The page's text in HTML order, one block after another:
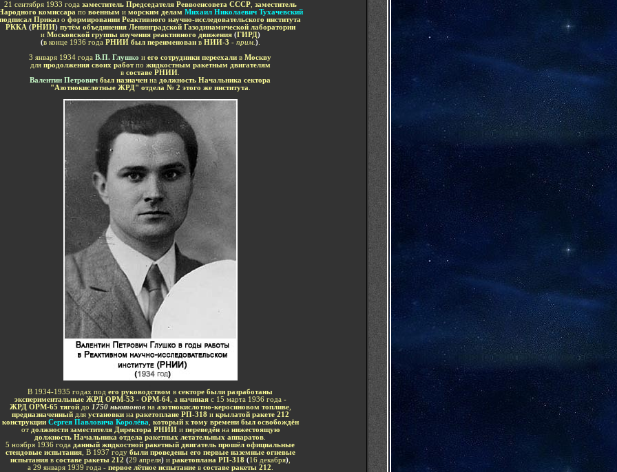
21 сентября 1933 года заместитель Председателя Реввоенсовета СССР, заместитель
комиссара по военным и морским делам Михаил Николаевич Тухачевский
подписал Приказ о формировании Реактивного научно-исследовательского института
РККА (РНИИ)путём объединения Ленинградской Газодинамической лаборатории
иМосковской группы изучения реактивного движения(ГИРД)
(в конце 1936 года РНИИ был переименованв НИИ-3 - прим. ).
3 января 1934 года В.П. Глушко и его сотрудники переехали в Москву
для продолжения своих работпо жидкостным ракетным двигателям
в составе РНИИ
Валентин Петрович был назначен на должность Начальника сектора
"Азотнокислотные ЖРД" отдела № 2 этого же института
В 1934-1935 годах под его руководством в секторе были разработаны
экспериментальные ЖРД ОРМ-53 - ОРМ-64, а начиная с 15 марта 1936 года -
ЖРД ОРМ-65 тягой до 1750 ньютонов на азотнокислотно-керосиновом топливе,
предназначенный для установки на ракетоплане РП-318 и крылатой ракете 212
конструкции Сергея Павловича Королёва которыйк тому времени был освобождён
от должности заместителя Директора РНИИ ипереведён на нижестоящую
должность Начальника отдела ракетных летательных аппаратов
5 ноября 1936 года данный жидкостной ракетный двигатель прошёл официальные
стендовые испытания, В 1937 году были проведены его первые наземные огневые
испытанияв составе ракеты 212 (29 апреля) и ракетоплана РП-318 (16 декабря),
а 29 января 1939 года - первое лётное испытание в составе ракеты 212